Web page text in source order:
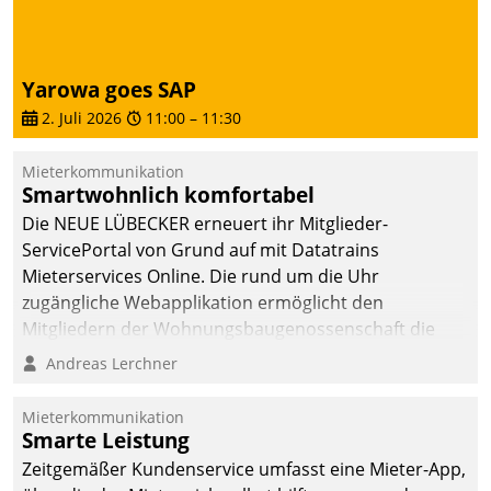
zielgerichtete
Mieterbefragungen – eine
starke Grundlage für
intelligente,
datengestützte
Entscheidungen.
Yarowa goes SAP
2. Juli 2026 11:00 – 11:30
Mieterkommunikation
Smartwohnlich komfortabel
Die NEUE LÜBECKER erneuert ihr Mitglieder-
ServicePortal von Grund auf mit Datatrains
Mieterservices Online. Die rund um die Uhr
zugängliche Webapplikation ermöglicht den
Mitgliedern der Wohnungs­bau­genossenschaft die
Kontaktaufnahme per Smartphone, Tablet oder PC.
Andreas Lerchner
Mieterkommunikation
Smarte Leistung
Zeitgemäßer Kundenservice umfasst eine Mieter-App,